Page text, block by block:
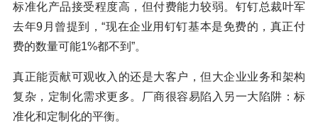
标准化产品接受程度高，但付费能力较弱。钉钉总裁叶军
去年9月曾提到，“现在企业用钉钉基本是免费的，真正付
费的数量可能1%都不到”。
真正能贡献可观收入的还是大客户，但大企业业务和架构
复杂，定制化需求更多。厂商很容易陷入另一大陷阱：标
准化和定制化的平衡。